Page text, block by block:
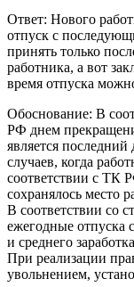
Ответ: Нового
отпуск с
принять только
работника, а вот
время отпуска
Обоснование: В
РФ днем
является
случаев, когда
соответствии с ТК
сохранялось место
В соответствии со
ежегодные отпуска
и среднего
При реализации
увольнением,